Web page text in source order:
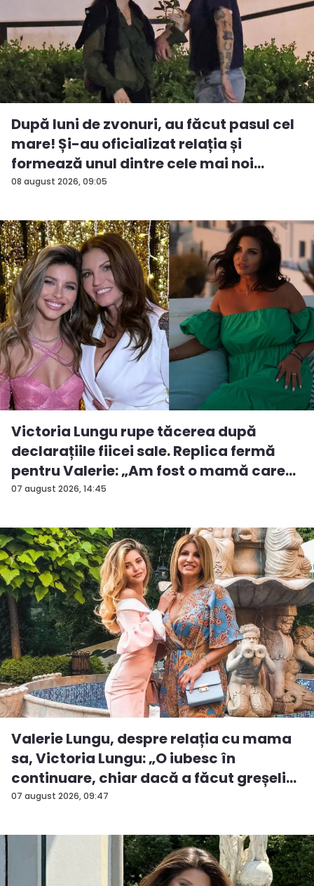
08 august 2026, 09:05
După luni de zvonuri, au făcut pasul cel
mare! Și-au oficializat relația și
formează unul dintre cele mai noi
cuplu...
07 august 2026, 14:45
Victoria Lungu rupe tăcerea după
declarațiile fiicei sale. Replica fermă
pentru Valerie: „Am fost o mamă care
a...
07 august 2026, 09:47
Valerie Lungu, despre relația cu mama
sa, Victoria Lungu: „O iubesc în
continuare, chiar dacă a făcut greșeli...